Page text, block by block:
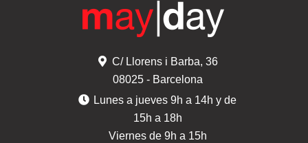
C/ Llorens i Barba, 36
08025 - Barcelona
Lunes a jueves 9h a 14h y de
15h a 18h
Viernes de 9h a 15h